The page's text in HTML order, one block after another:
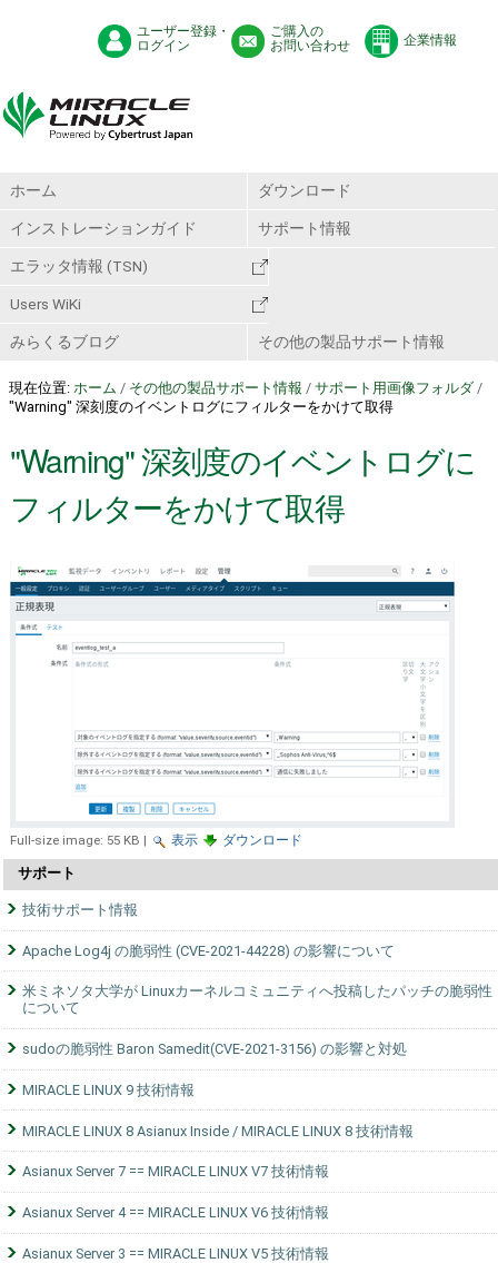
ユーザー登録・
ログイン
ご購入の
お問い合わせ
企業情報
ホーム ダウンロード
インストレーションガイド サポート情報
エラッタ情報 (TSN)
Users WiKi
みらくるブログ その他の製品サポート情報
現在位置: ホーム / その他の製品サポート情報 / サポート用画像フォルダ /
"Warning" 深刻度のイベントログにフィルターをかけて取得
"Warning" 深刻度のイベントログに
フィルターをかけて取得
Full-size image: 55 KB | 表示 ダウンロード
サポート
技術サポート情報
Apache Log4j の脆弱性 (CVE-2021-44228) の影響について
米ミネソタ大学が Linuxカーネルコミュニティへ投稿したパッチの脆弱性
について
sudoの脆弱性 Baron Samedit(CVE-2021-3156) の影響と対処
MIRACLE LINUX 9 技術情報
MIRACLE LINUX 8 Asianux Inside / MIRACLE LINUX 8 技術情報
Asianux Server 7 == MIRACLE LINUX V7 技術情報
Asianux Server 4 == MIRACLE LINUX V6 技術情報
Asianux Server 3 == MIRACLE LINUX V5 技術情報